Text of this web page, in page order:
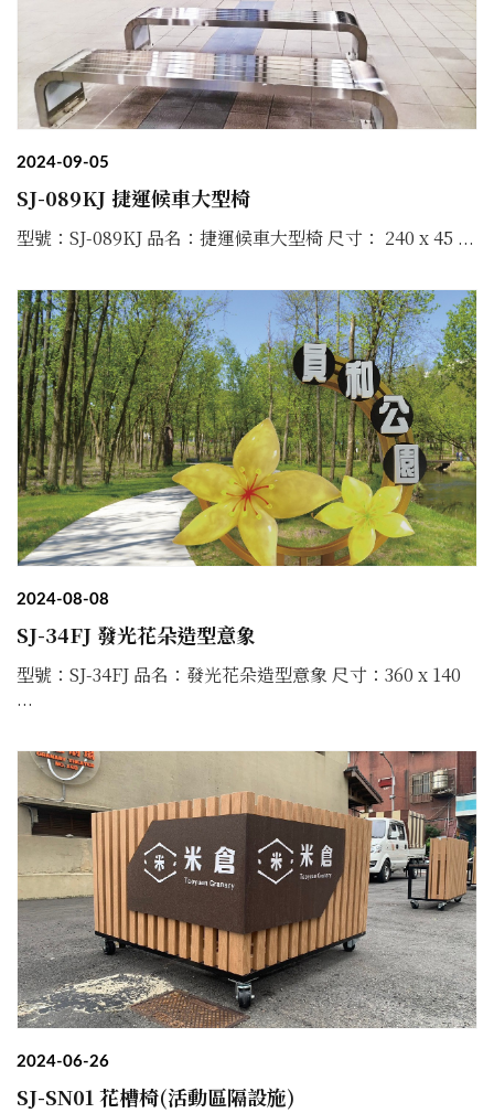
2024-09-05
SJ-089KJ 捷運候車大型椅
型號：SJ-089KJ 品名：捷運候車大型椅 尺寸： 240 x 45 ...
2024-08-08
SJ-34FJ 發光花朵造型意象
型號：SJ-34FJ 品名：發光花朵造型意象 尺寸：360 x 140
...
2024-06-26
SJ-SN01 花槽椅(活動區隔設施)